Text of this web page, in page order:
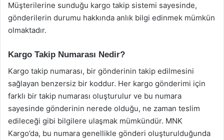
Müşterilerine sunduğu kargo takip sistemi sayesinde,
gönderilerin durumu hakkında anlık bilgi edinmek mümkün
olmaktadır.
Kargo Takip Numarası Nedir?
Kargo takip numarası, bir gönderinin takip edilmesini
sağlayan benzersiz bir koddur. Her kargo gönderimi için
farklı bir takip numarası oluşturulur ve bu numara
sayesinde gönderinin nerede olduğu, ne zaman teslim
edileceği gibi bilgilere ulaşmak mümkündür. MNK
Kargo’da, bu numara genellikle gönderi oluşturulduğunda